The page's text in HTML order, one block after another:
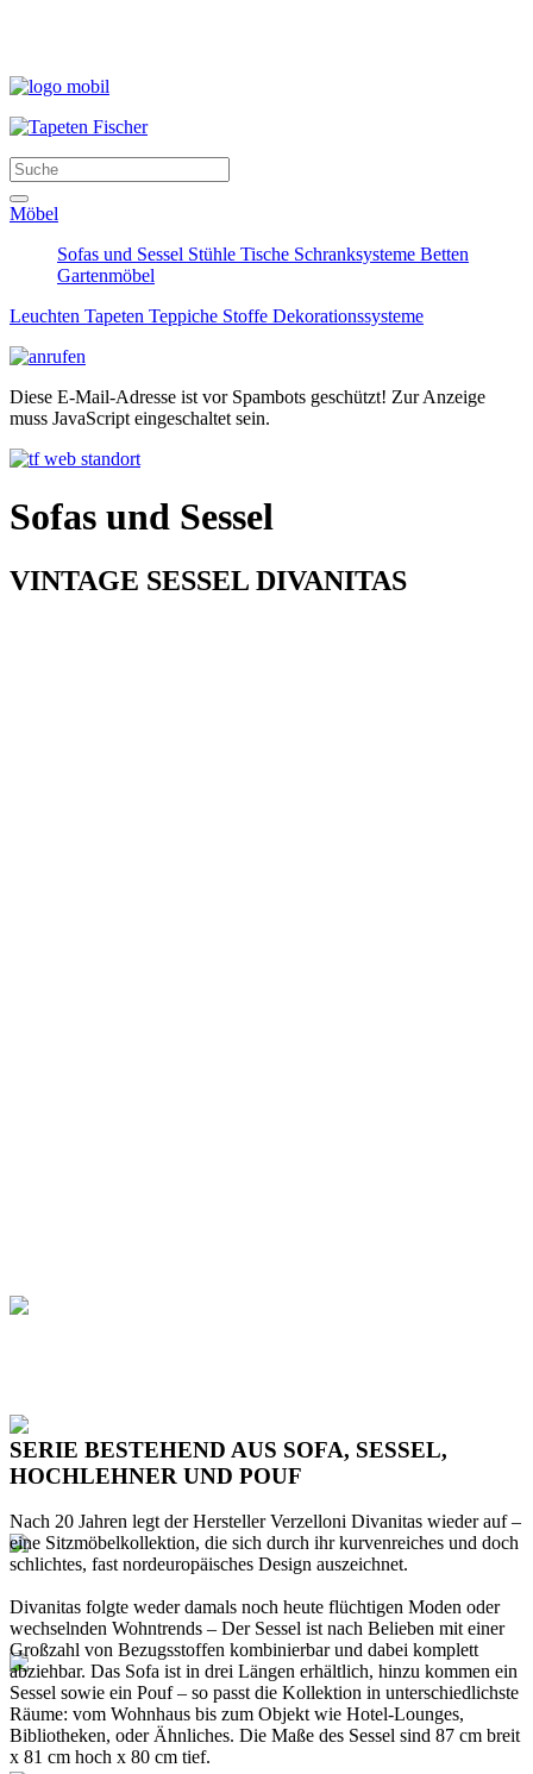
Möbel
Sofas und Sessel Stühle Tische Schranksysteme Betten
Gartenmöbel
Leuchten Tapeten Teppiche Stoffe Dekorationssysteme
Diese E-Mail-Adresse ist vor Spambots geschützt! Zur Anzeige
muss JavaScript eingeschaltet sein.
Sofas und Sessel
VINTAGE SESSEL DIVANITAS
SERIE BESTEHEND AUS SOFA, SESSEL,
HOCHLEHNER UND POUF
Nach 20 Jahren legt der Hersteller Verzelloni Divanitas wieder auf –
eine Sitzmöbelkollektion, die sich durch ihr kurvenreiches und doch
schlichtes, fast nordeuropäisches Design auszeichnet.
Divanitas folgte weder damals noch heute flüchtigen Moden oder
wechselnden Wohntrends – Der Sessel ist nach Belieben mit einer
Großzahl von Bezugsstoffen kombinierbar und dabei komplett
abziehbar. Das Sofa ist in drei Längen erhältlich, hinzu kommen ein
Sessel sowie ein Pouf – so passt die Kollektion in unterschiedlichste
Räume: vom Wohnhaus bis zum Objekt wie Hotel­‐Lounges,
Bibliotheken, oder Ähnliches. Die Maße des Sessel sind 87 cm breit
x 81 cm hoch x 80 cm tief.